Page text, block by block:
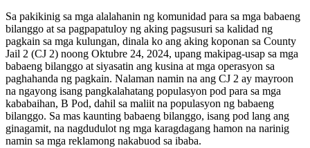
Sa pakikinig sa mga alalahanin ng komunidad para sa mga babaeng
bilanggo at sa pagpapatuloy ng aking pagsusuri sa kalidad ng
pagkain sa mga kulungan, dinala ko ang aking koponan sa County
Jail 2 (CJ 2) noong Oktubre 24, 2024, upang makipag-usap sa mga
babaeng bilanggo at siyasatin ang kusina at mga operasyon sa
paghahanda ng pagkain. Nalaman namin na ang CJ 2 ay mayroon
na ngayong isang pangkalahatang populasyon pod para sa mga
kababaihan, B Pod, dahil sa maliit na populasyon ng babaeng
bilanggo. Sa mas kaunting babaeng bilanggo, isang pod lang ang
ginagamit, na nagdudulot ng mga karagdagang hamon na narinig
namin sa mga reklamong nakabuod sa ibaba.